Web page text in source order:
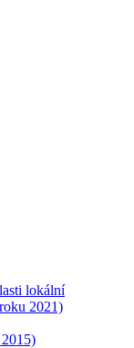
lokální
2021)